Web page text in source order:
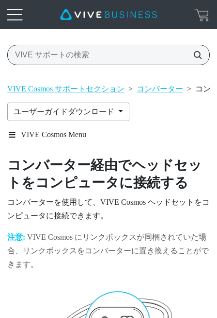
VIVE Cosmos サポートセクション > コンバーター > コン
ユーザーガイドダウンロード
VIVE Cosmos Menu
コンバーター経由でヘッドセッ
トをコンピュータに接続する
コンバーターを使用して、 VIVE Cosmos ヘッドセットをコ
ンピュータに接続できます。
注意: VIVE Cosmos にリンクボックスが同梱されていた場
合、リンクボックスをコンバーターに置き換えることがで
きます。